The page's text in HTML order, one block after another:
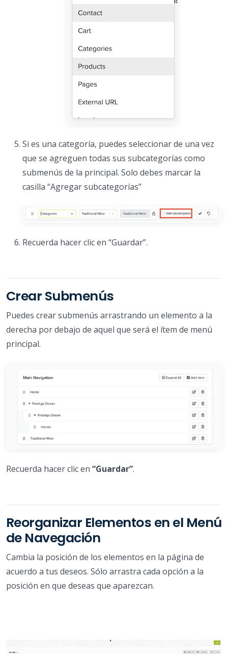
Si es una categoría, puedes seleccionar de una vez
que se agreguen todas sus subcategorías como
submenús de la principal. Solo debes marcar la
casilla “Agregar subcategorías”
Recuerda hacer clic en “Guardar”.
Crear Submenús
Puedes crear submenús arrastrando un elemento a la
derecha por debajo de aquel que será el ítem de menú
principal.
Recuerda hacer clic en “Guardar”.
Reorganizar Elementos en el Menú
de Navegación
Cambia la posición de los elementos en la página de
acuerdo a tus deseos. Sólo arrastra cada opción a la
posición en que deseas que aparezcan.